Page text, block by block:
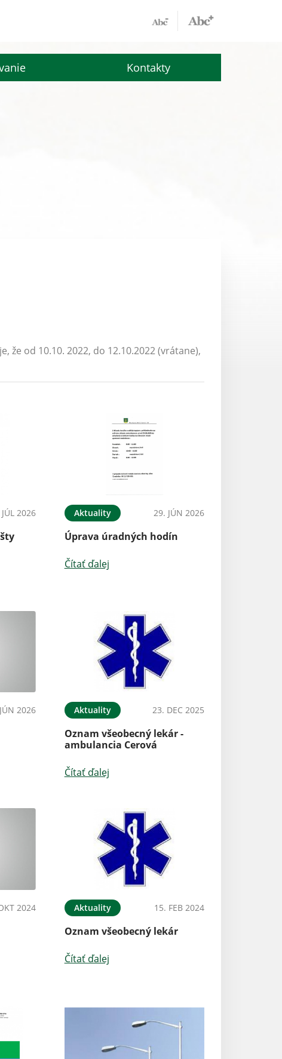
Kontakty
od 10.10. 2022, do 12.10.2022 (vrátane),
2026 Aktuality 29. JÚN 2026
Úprava úradných hodín
Čítať ďalej
2026 Aktuality 23. DEC 2025
Oznam všeobecný lekár -
ambulancia Cerová
Čítať ďalej
2024 Aktuality 15. FEB 2024
Oznam všeobecný lekár
Čítať ďalej